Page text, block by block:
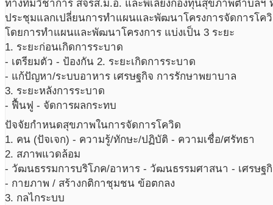
ทางทีมวิชาการ สจรส.ม.อ. และพี่เลี้ยงกองทุนสุขภาพตำบลฯ
ประชุมแลกเปลี่ยนการทำแผนและพัฒนาโครงการจัดการโค
โดยการทำแผนและพัฒนาโครงการ แบ่งเป็น 3 ระยะ
1. ระยะก่อนเกิดการระบาด
- เตรียมตัว - ป้องกัน 2. ระยะเกิดการระบาด
- แก้ปัญหา/ระบบอาหาร เศรษฐกิจ การรักษาพยาบาล
3. ระยะหลังการระบาด
- ฟื้นฟู - จัดการผลกระทบ
ปัจจัยกำหนดสุขภาพในการจัดการโควิด
1. คน (ปัจเจก) - ความรู้/ทักษะ/ปฏิบัติ - ความเชื่อ/ศรัทธา
2. สภาพแวดล้อม
- วัฒนธรรมการบริโภค/อาหาร - วัฒนธรรมศาสนา - เศรษฐ
- กายภาพ / สร้างกติกาชุมชน ข้อตกลง
3. กลไกระบบ